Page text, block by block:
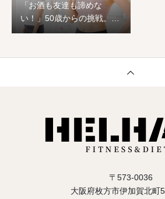
「お酒も友達も諦めな
い！」50歳からの挑戦。1
ヶ月でワンサイズ下の服が
まれ変わった恵子様のスト
〒573-0036
大阪府枚方市伊加賀北町